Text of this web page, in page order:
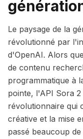
Le paysage de la
révolutionné par
d'OpenAI. Alors
de contenu
programmatique à
pointe, l'API Sora
révolutionnaire qui
créative et la mise
passé beaucoup